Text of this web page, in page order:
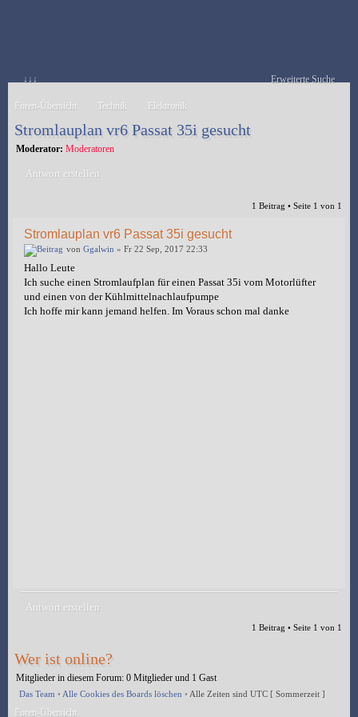
↓↓↓ Erweiterte Suche
Foren-Übersicht Technik Elektronik
Stromlauplan vr6 Passat 35i gesucht
Moderator: Moderatoren
Antwort erstellen
1 Beitrag • Seite 1 von 1
Stromlauplan vr6 Passat 35i gesucht
von Ggalwin » Fr 22 Sep, 2017 22:33
Hallo Leute
Ich suche einen Stromlaufplan für einen Passat 35i vom Motorlüfter
und einen von der Kühlmittelnachlaufpumpe
Ich hoffe mir kann jemand helfen. Im Voraus schon mal danke
Antwort erstellen
1 Beitrag • Seite 1 von 1
Wer ist online?
Mitglieder in diesem Forum: 0 Mitglieder und 1 Gast
Das Team • Alle Cookies des Boards löschen • Alle Zeiten sind UTC [ Sommerzeit ]
Foren-Übersicht